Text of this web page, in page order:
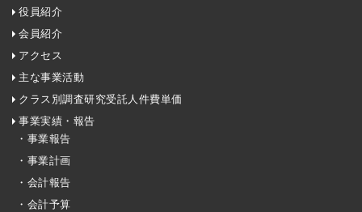
役員紹介
会員紹介
アクセス
主な事業活動
クラス別調査研究受託人件費単価
事業実績・報告
・事業報告
・事業計画
・会計報告
・会計予算